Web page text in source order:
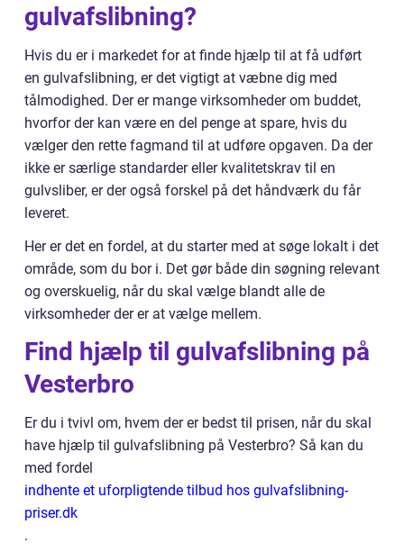
gulvafslibning?
Hvis du er i markedet for at finde hjælp til at få udført
en gulvafslibning, er det vigtigt at væbne dig med
tålmodighed. Der er mange virksomheder om buddet,
hvorfor der kan være en del penge at spare, hvis du
vælger den rette fagmand til at udføre opgaven. Da der
ikke er særlige standarder eller kvalitetskrav til en
gulvsliber, er der også forskel på det håndværk du får
leveret.
Her er det en fordel, at du starter med at søge lokalt i det
område, som du bor i. Det gør både din søgning relevant
og overskuelig, når du skal vælge blandt alle de
virksomheder der er at vælge mellem.
Find hjælp til gulvafslibning på
Vesterbro
Er du i tvivl om, hvem der er bedst til prisen, når du skal
have hjælp til gulvafslibning på Vesterbro? Så kan du
med fordel
indhente et uforpligtende tilbud hos gulvafslibning-
priser.dk
.